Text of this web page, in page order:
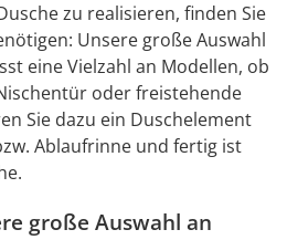
zu realisieren, finden Sie
Unsere große Auswahl
eine Vielzahl an Modellen, ob
oder freistehende
Sie dazu ein Duschelement
Ablaufrinne und fertig ist
große Auswahl an